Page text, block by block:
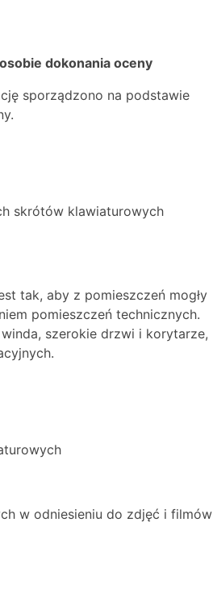
dokonania oceny
sporządzono na podstawie
skrótów klawiaturowych
tak, aby z pomieszczeń mogły
pomieszczeń technicznych.
szerokie drzwi i korytarze,
w odniesieniu do zdjęć i filmów